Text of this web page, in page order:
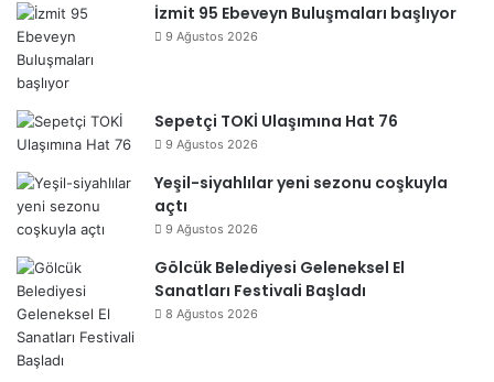
İzmit 95 Ebeveyn Buluşmaları başlıyor
9 Ağustos 2026
Sepetçi TOKİ Ulaşımına Hat 76
9 Ağustos 2026
Yeşil-siyahlılar yeni sezonu coşkuyla
açtı
9 Ağustos 2026
Gölcük Belediyesi Geleneksel El
Sanatları Festivali Başladı
8 Ağustos 2026